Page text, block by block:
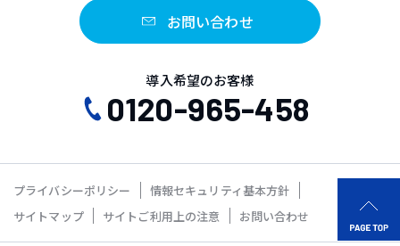
お問い合わせ
導入希望のお客様
0120-965-458
プライバシーポリシー
情報セキュリティ基本方針
サイトマップ
サイトご利用上の注意 お問い合わせ